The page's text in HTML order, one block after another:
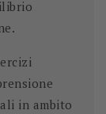
in ambito